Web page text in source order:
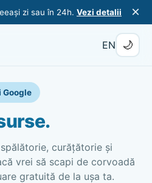
zi sau în 24h. Vezi detalii ×
EN 🌙
Google
curățătorie și
vrei să scapi de corvoadă
gratuită de la ușa ta.